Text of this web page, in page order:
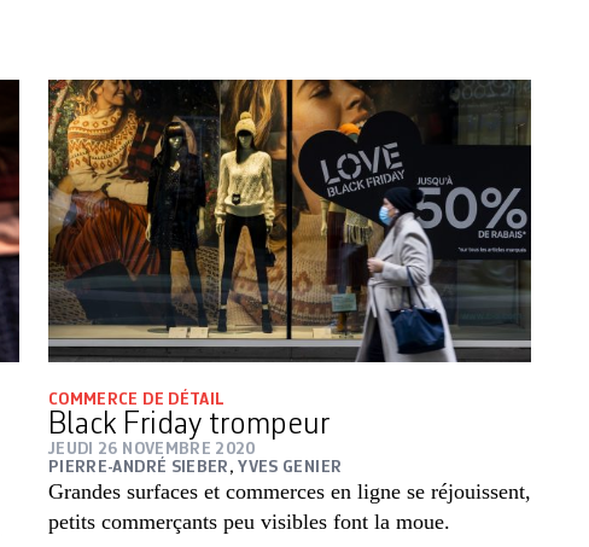
COMMERCE DE DÉTAIL
Black Friday trompeur
JEUDI 26 NOVEMBRE 2020
PIERRE-ANDRÉ SIEBER ,YVES GENIER
Grandes surfaces et commerces en ligne se réjouissent,
petits commerçants peu visibles font la moue.